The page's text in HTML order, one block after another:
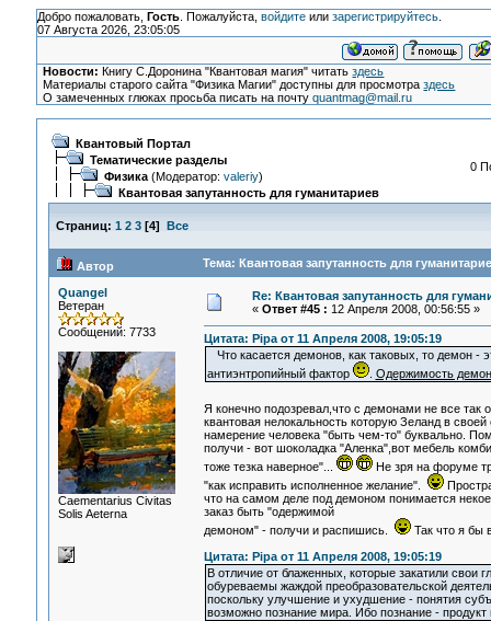
Добро пожаловать, Гость. Пожалуйста, войдитеили зарегистрируйтесь.
07 Августа 2026, 23:05:05
Новости: Книгу С.Доронина "Квантовая магия" читатьздесь
Материалы старого сайта "Физика Магии" доступны для просмотраздесь
О замеченных глюках просьба писать на почтуquantmag@mail.ru
Квантовый Портал
Тематические разделы
Физика(Модератор: valeriy)
Квантовая запутанность для гуманитариев
0
Страниц: 1 2 3[4] Все
Автор Тема: Квантовая запутанность для
Quangel
Ветеран
Сообщений: 7733
Сaementarius Civitas
Solis Aeterna
Re: Квантовая запутанность для
« Ответ #45 : 12 Апреля 2008, 00:56:55 »
Цитата: Pipa от 11 Апреля 2008, 19:05:19
Что касается демонов, как таковых, то демон
антиэнтропийный фактор
. Одержимость
Я конечно подозревал,что с демонами не все так
квантовая нелокальность которую Зеланд в
намерение человека "быть чем-то" буквально.
получи - вот шоколадка "Аленка",вот мебель
тоже тезка наверное"...
Не зря на форуме
"как исправить исполненное желание".
что на самом деле под демоном понимается
заказ быть "одержимой
демоном" - получи и распишись.
Так что я бы
Цитата: Pipa от 11 Апреля 2008, 19:05:19
В отличие от блаженных, которые закатили свои
обуреваемы жаждой преобразовательской
поскольку улучшение и ухудшение - понятия
возможно познание мира. Ибо познание -